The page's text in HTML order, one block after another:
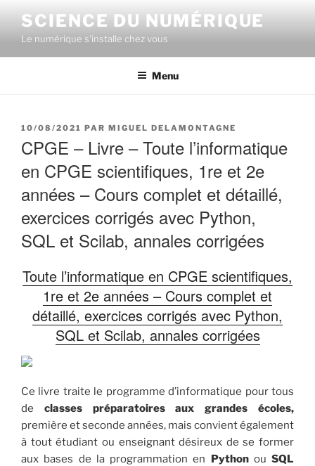
contenu
principal
SCIENCE DU NUMÉRIQUE
Le numérique s'installe chez vous
Menu
PUBLIÉ
10/08/2021 PAR MIGUEL DELAMONTAGNE
CPGE – Livre – Toute l’informatique
en CPGE scientifiques, 1re et 2e
années – Cours complet et détaillé,
exercices corrigés avec Python,
SQL et Scilab, annales corrigées
Toute l’informatique en CPGE scientifiques,
1re et 2e années – Cours complet et
détaillé, exercices corrigés avec Python,
SQL et Scilab, annales corrigées
Ce livre traite le programme d’informatique pour tous
de classes préparatoires aux grandes écoles,
première et seconde années, mais convient également
à tout étudiant ou enseignant désireux de se former
aux bases de la programmation en Pythonou SQL